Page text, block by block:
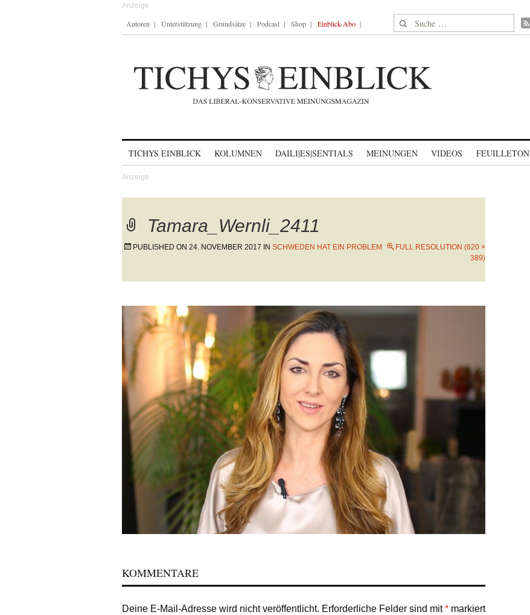
Autoren Unterstützung Grundsätze Podcast Shop Einblick-Abo Suche nach:
TICHYS EINBLICK KOLUMNEN DAILI|ES|SENTIALS MEINUNGEN VIDEOS FEUILLETON
Tamara_Wernli_2411
PUBLISHED ON 24. NOVEMBER 2017 IN SCHWEDEN HAT EIN PROBLEM
FULL RESOLUTION (620 ×
389)
KOMMENTARE
Deine E-Mail-Adresse wird nicht veröffentlicht. Erforderliche Felder sind mit* markiert